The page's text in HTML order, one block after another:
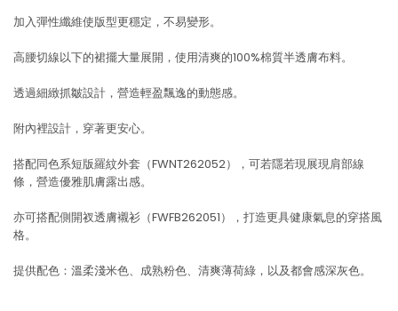
加入彈性纖維使版型更穩定，不易變形。
高腰切線以下的裙擺大量展開，使用清爽的100%棉質半透膚布料。
透過細緻抓皺設計，營造輕盈飄逸的動態感。
附內裡設計，穿著更安心。
搭配同色系短版羅紋外套（FWNT262052），可若隱若現展現肩部線
條，營造優雅肌膚露出感。
亦可搭配側開衩透膚襯衫（FWFB262051），打造更具健康氣息的穿搭風
格。
提供配色：溫柔淺米色、成熟粉色、清爽薄荷綠，以及都會感深灰色。